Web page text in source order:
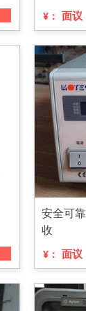
¥： 面议
安全可
收
¥： 面议